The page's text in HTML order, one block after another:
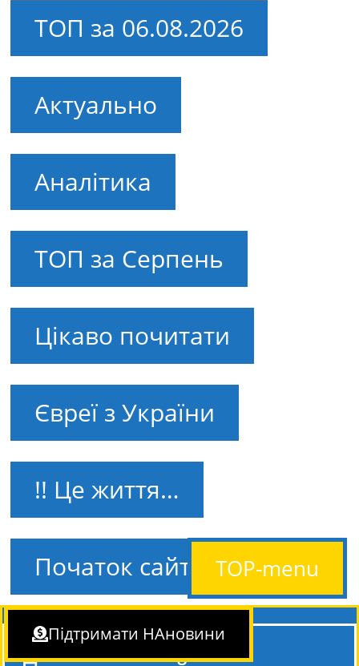
ТОП за 06.08.2026
Актуально
Аналітика
ТОП за Серпень
Цікаво почитати
Євреї з України
!! Це життя…
Початок сайту TOP-menu
Підтримати НАновини